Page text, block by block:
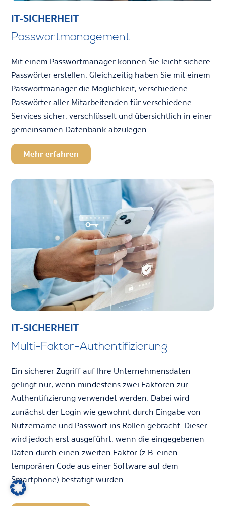
IT-SICHERHEIT
Passwortmanagement
Mit einem Passwortmanager können Sie leicht sichere
Passwörter erstellen. Gleichzeitig haben Sie mit einem
Passwortmanager die Möglichkeit, verschiedene
Passwörter aller Mitarbeitenden für verschiedene
Services sicher, verschlüsselt und übersichtlich in einer
gemeinsamen Datenbank abzulegen.
Mehr erfahren
IT-SICHERHEIT
Multi-Faktor-Authentifizierung
Ein sicherer Zugriff auf Ihre Unternehmensdaten
gelingt nur, wenn mindestens zwei Faktoren zur
Authentifizierung verwendet werden. Dabei wird
zunächst der Login wie gewohnt durch Eingabe von
Nutzername und Passwort ins Rollen gebracht. Dieser
wird jedoch erst ausgeführt, wenn die eingegebenen
Daten durch einen zweiten Faktor (z.B. einen
temporären Code aus einer Software auf dem
Smartphone) bestätigt wurden.